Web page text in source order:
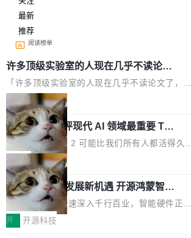
最新
推荐
阅读榜单
许多顶级实验室的人现在几乎不读论文
了
「许多顶级实验室的人现在几乎不读论文了，而
且他们认为 ICLR/ICML/NeurIPS 充斥着大量过
度宣传和欺诈。」 OpenAI 研究员 Keller Jorda
n 这条推文引发了广泛讨论。他不是在说风凉
话，他是说出了一个圈内人尽皆知但很少公开捅
破的事实。 Jordan 随后补充了一句软化声明：
「我不认为这些会议上大部分论文都在过度宣传
或造假。问题是，作为读者，如果你筛选出那些
看起来最令人兴奋的论文，那它们大部分都是过
度宣传的。」 这才是真正的痛点。不是所有论文
都有问题，是最吸引眼球的那批论文最有问题。
局
xAI 前工程师评现代 AI 领域最重要 Top
3 开源项目
Flash Attention 2 可能比我们所有人都活得久。
这句话不是来自某个技术博客，而是出自 Hieu
Pham 的一条推文。Hieu Pham 是谁？他是 xAI
的早期工程师之一，在 Grok 训练基础设施团队
工作过。近日他在 X 上发了一条帖子，列出了他
认为现代 AI 领域最重要的三个开源项目。 第一
个名字毫无悬念：Flash Attention 2。 Hieu 的
局
共商智能硬件发展新机遇 开源鸿蒙智能
硬件开发者日杭州站即将举行
随着万物智联加速深入千行百业，智能硬件正从
单点设备迈向智能化、网联化、协同化发展。作
开 开源科技